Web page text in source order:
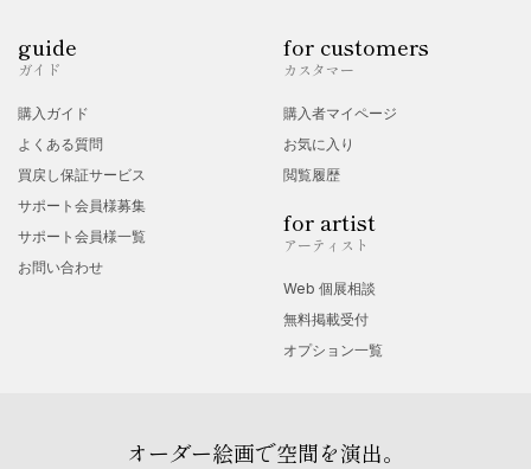
・恍惚
guide
ガイド
購入ガイド
よくある質問
買戻し保証サービス
サポート会員様募集
サポート会員様一覧
お問い合わせ
for customers
カスタマー
購入者マイページ
お気に入り
閲覧履歴
for artist
アーティスト
Web 個展相談
無料掲載受付
オプション一覧
オーダー絵画で空間を演出。